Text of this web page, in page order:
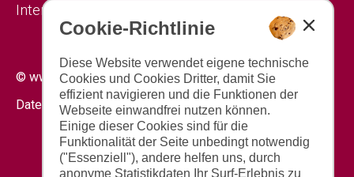
Cookie-Richtlinie
Diese Website verwendet eigene technische
Cookies und Cookies Dritter, damit Sie
effizient navigieren und die Funktionen der
Webseite einwandfrei nutzen können.
Einige dieser Cookies sind für die
Funktionalität der Seite unbedingt notwendig
("Essenziell"), andere helfen uns, durch
anonyme Statistikdaten Ihr Surf-Erlebnis zu
Internet:
© www.drescher.it - Webdesign in Südtirol | Impressum
Datenschutz | Cookies | Seite drucken